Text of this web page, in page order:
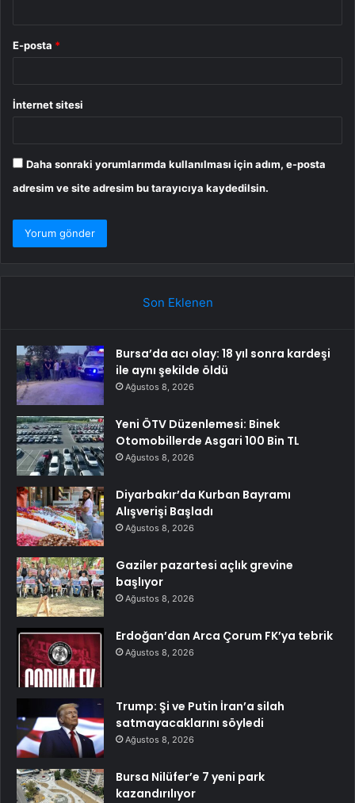
E-posta *
İnternet sitesi
Daha sonraki yorumlarımda kullanılması için adım, e-posta
adresim ve site adresim bu tarayıcıya kaydedilsin.
Son Eklenen
Bursa’da acı olay: 18 yıl sonra kardeşi
ile aynı şekilde öldü
Ağustos 8, 2026
Yeni ÖTV Düzenlemesi: Binek
Otomobillerde Asgari 100 Bin TL
Ağustos 8, 2026
Diyarbakır’da Kurban Bayramı
Alışverişi Başladı
Ağustos 8, 2026
Gaziler pazartesi açlık grevine
başlıyor
Ağustos 8, 2026
Erdoğan’dan Arca Çorum FK’ya tebrik
Ağustos 8, 2026
Trump: Şi ve Putin İran’a silah
satmayacaklarını söyledi
Ağustos 8, 2026
Bursa Nilüfer’e 7 yeni park
kazandırılıyor